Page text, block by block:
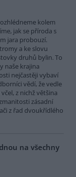
kolem
jak se příroda s
jara probouzí.
a ke slovu
druhů bylin. To
naše krajina
nejčastěji vybaví
vědí, že vedle
z nichž většina
zásadní
z řad dvoukřídlého
na všechny